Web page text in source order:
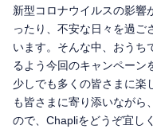
新型コロナウイルスの影響
ったり、不安な日々を過ご
います。そんな中、おうち
るよう今回のキャンペーン
少しでも多くの皆さまに楽
も皆さまに寄り添いながら
ので、Chapliをどうぞ宜し